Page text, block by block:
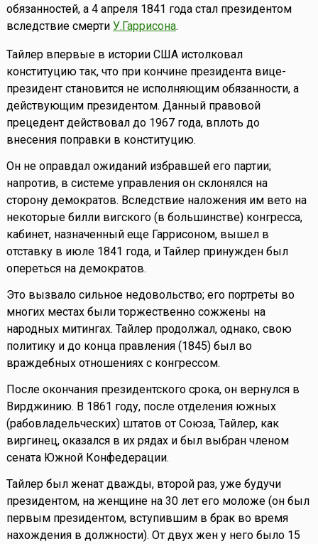
обязанностей, а 4 апреля 1841 года стал президентом
вследствие смерти У.Гаррисона.
Тайлер впервые в истории США истолковал
конституцию так, что при кончине президента вице-
президент становится не исполняющим обязанности, а
действующим президентом. Данный правовой
прецедент действовал до 1967 года, вплоть до
внесения поправки в конституцию.
Он не оправдал ожиданий избравшей его партии;
напротив, в системе управления он склонялся на
сторону демократов. Вследствие наложения им вето на
некоторые билли вигского (в большинстве) конгресса,
кабинет, назначенный еще Гаррисоном, вышел в
отставку в июле 1841 года, и Тайлер принужден был
опереться на демократов.
Это вызвало сильное недовольство; его портреты во
многих местах были торжественно сожжены на
народных митингах. Тайлер продолжал, однако, свою
политику и до конца правления (1845) был во
враждебных отношениях с конгрессом.
После окончания президентского срока, он вернулся в
Вирджинию. В 1861 году, после отделения южных
(рабовладельческих) штатов от Союза, Тайлер, как
виргинец, оказался в их рядах и был выбран членом
сената Южной Конфедерации.
Тайлер был женат дважды, второй раз, уже будучи
президентом, на женщине на 30 лет его моложе (он был
первым президентом, вступившим в брак во время
нахождения в должности). От двух жен у него было 15